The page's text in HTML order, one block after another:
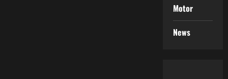
Motor
News